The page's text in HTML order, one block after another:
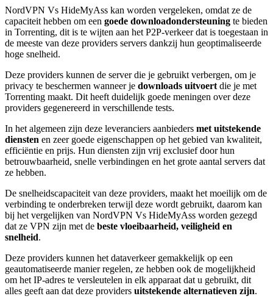
NordVPN Vs HideMyAss kan worden vergeleken, omdat ze de
capaciteit hebben om een goede downloadondersteuning te bieden
in Torrenting, dit is te wijten aan het P2P-verkeer dat is toegestaan in
de meeste van deze providers servers dankzij hun geoptimaliseerde
hoge snelheid.
Deze providers kunnen de server die je gebruikt verbergen, om je
privacy te beschermen wanneer je downloads uitvoert die je met
Torrenting maakt. Dit heeft duidelijk goede meningen over deze
providers gegenereerd in verschillende tests.
In het algemeen zijn deze leveranciers aanbieders met uitstekende
diensten en zeer goede eigenschappen op het gebied van kwaliteit,
efficiëntie en prijs. Hun diensten zijn vrij exclusief door hun
betrouwbaarheid, snelle verbindingen en het grote aantal servers dat
ze hebben.
De snelheidscapaciteit van deze providers, maakt het moeilijk om de
verbinding te onderbreken terwijl deze wordt gebruikt, daarom kan
bij het vergelijken van NordVPN Vs HideMyAss worden gezegd
dat ze VPN zijn met de beste vloeibaarheid, veiligheid en
snelheid.
Deze providers kunnen het dataverkeer gemakkelijk op een
geautomatiseerde manier regelen, ze hebben ook de mogelijkheid
om het IP-adres te versleutelen in elk apparaat dat u gebruikt, dit
alles geeft aan dat deze providers uitstekende alternatieven zijn.